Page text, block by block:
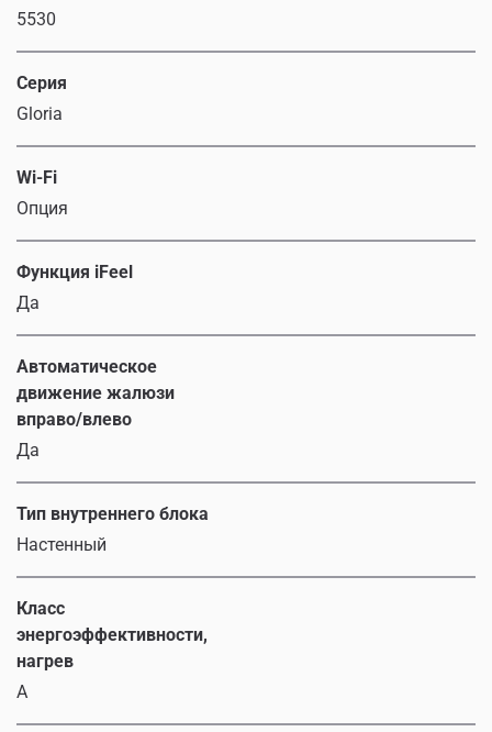
5530
Серия
Gloria
Wi-Fi
Опция
Функция iFeel
Да
Автоматическое
движение жалюзи
вправо/влево
Да
Тип внутреннего блока
Настенный
Класс
энергоэффективности,
нагрев
A